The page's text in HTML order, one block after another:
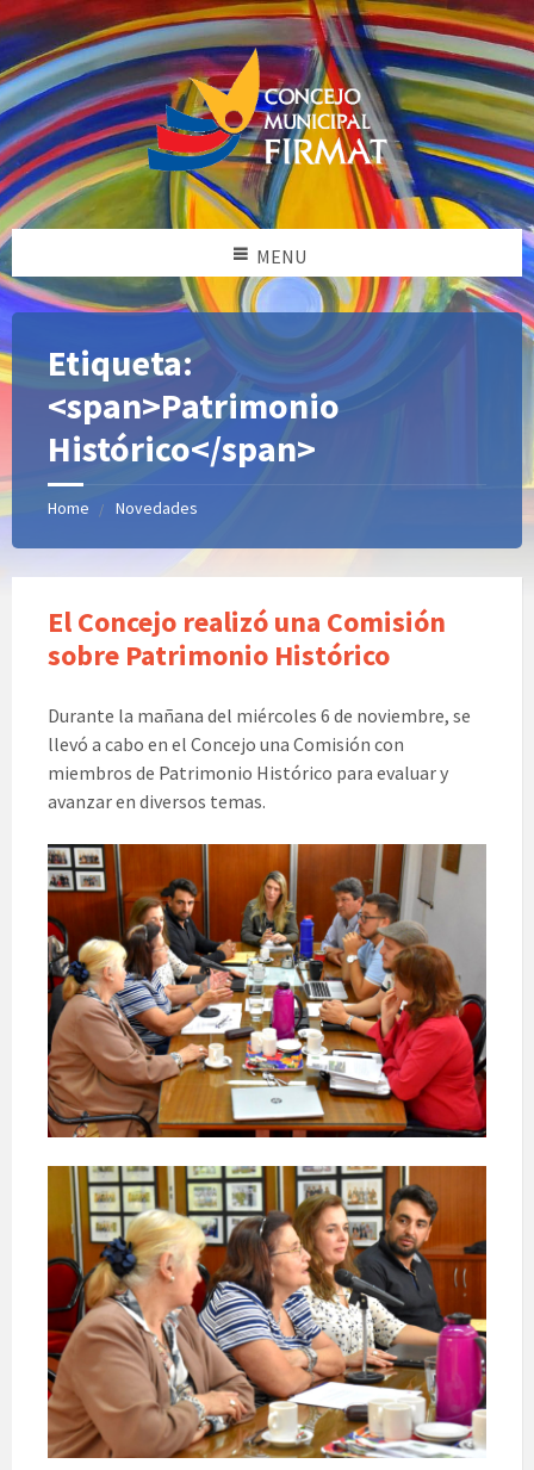
MENU
Etiqueta:
<span>Patrimonio
Histórico</span>
Home Novedades
El Concejo realizó una Comisión
sobre Patrimonio Histórico
Durante la mañana del miércoles 6 de noviembre, se
llevó a cabo en el Concejo una Comisión con
miembros de Patrimonio Histórico para evaluar y
avanzar en diversos temas.